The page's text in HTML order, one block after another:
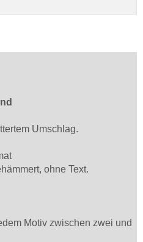
Umschlag.
ohne Text.
Motiv zwischen zwei und